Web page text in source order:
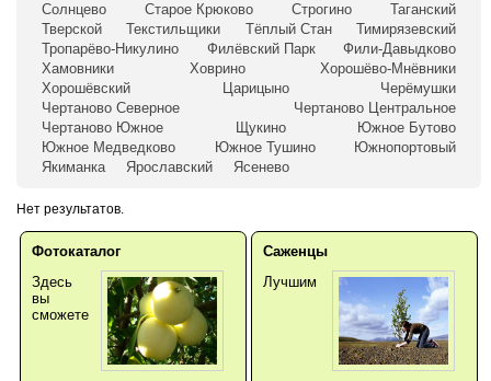
Солнцево
Старое Крюково Строгино
Таганский
Тверской
Текстильщики Тёплый Стан
Тимирязевский
Тропарёво-Никулино
Филёвский Парк
Фили-Давыдково
Хамовники
Ховрино
Хорошёво-Мнёвники
Хорошёвский
Царицыно
Черёмушки
Чертаново Северное
Чертаново Центральное
Чертаново Южное
Щукино
Южное Бутово
Южное Медведково
Южное Тушино
Южнопортовый
Якиманка
Ярославский Ясенево
Нет результатов.
Фотокаталог
Здесь
вы
сможете
Саженцы
Лучшим